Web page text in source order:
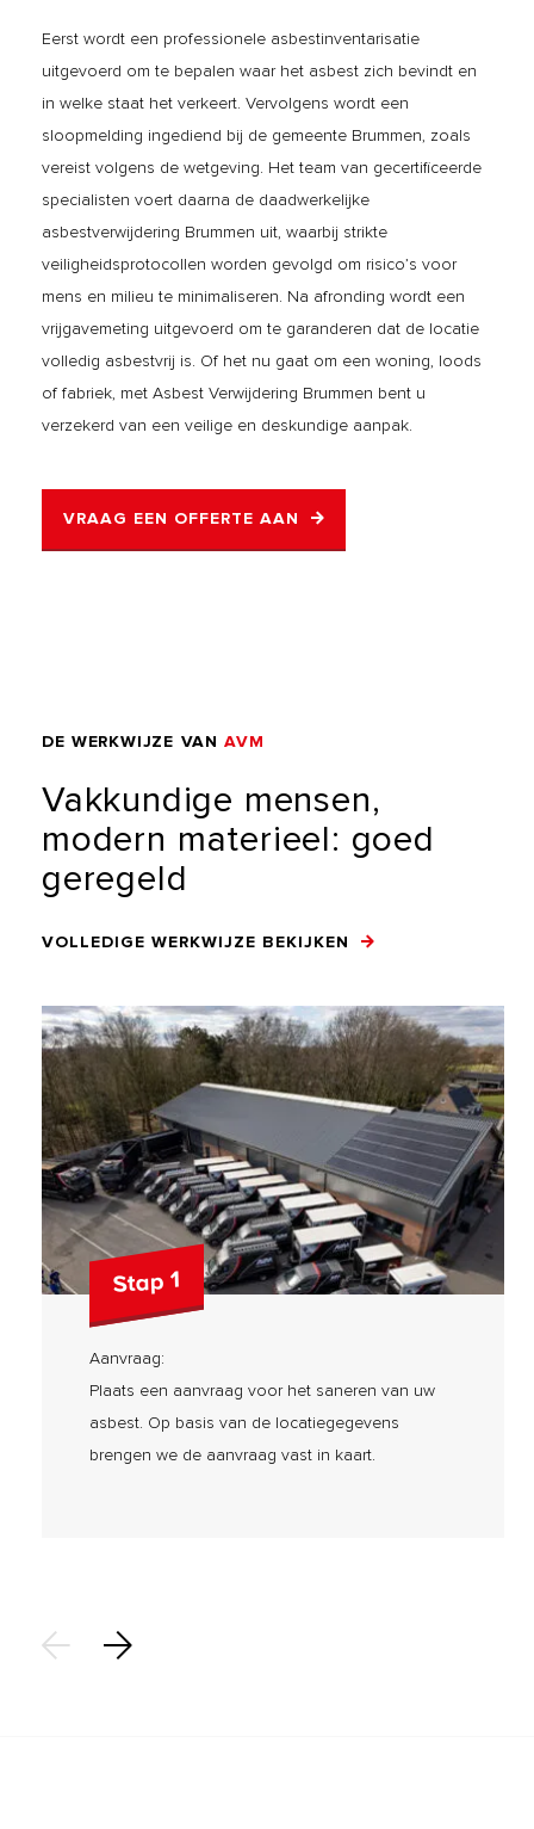
Eerst wordt een professionele asbestinventarisatie
uitgevoerd om te bepalen waar het asbest zich bevindt en
in welke staat het verkeert. Vervolgens wordt een
sloopmelding ingediend bij de gemeente Brummen, zoals
vereist volgens de wetgeving. Het team van gecertificeerde
specialisten voert daarna de daadwerkelijke
asbestverwijdering Brummen uit, waarbij strikte
veiligheidsprotocollen worden gevolgd om risico’s voor
mens en milieu te minimaliseren. Na afronding wordt een
vrijgavemeting uitgevoerd om te garanderen dat de locatie
volledig asbestvrij is. Of het nu gaat om een woning, loods
of fabriek, met Asbest Verwijdering Brummen bent u
verzekerd van een veilige en deskundige aanpak.
VRAAG EEN OFFERTE AAN
DE WERKWIJZE VAN AVM
Vakkundige mensen,
modern materieel: goed
geregeld
VOLLEDIGE WERKWIJZE BEKIJKEN
Stap 1
Aanvraag:
Plaats een aanvraag voor het saneren van uw
asbest. Op basis van de locatiegegevens
brengen we de aanvraag vast in kaart.